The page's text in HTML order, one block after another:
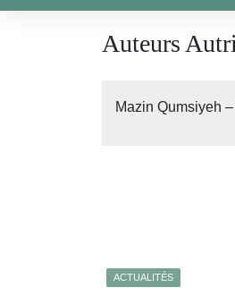
Auteurs
Mazin Qumsiyeh
ACTUALITÉS